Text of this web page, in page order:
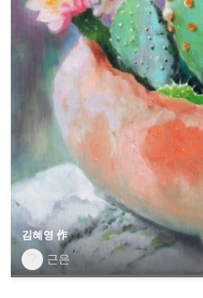
김혜영 作
근은